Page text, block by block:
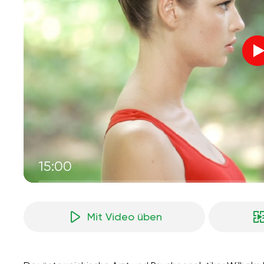
15:00
Mit Video üben